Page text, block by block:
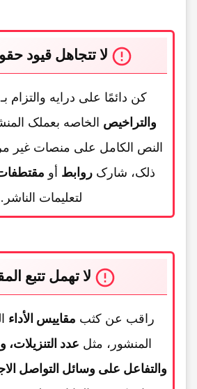
لا تتجاهل قیود
کن دائمًا على درایه والتزام
والتراخیص الخاصه بعملک
النص الکامل على منصات غیر
ذلک، شارکروابط أو
لتعلیمات الناشر.
لا تهمل تتبع
راقب عن کثب مقاییس الأداء
المنشور، مثل عدد التنزیلات،
والتفاعل على وسائل التواصل